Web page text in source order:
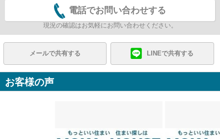
電話でお問い合わせする
現況の確認はお気軽にお問い合わせください。
メールで共有する LINEで共有する
お客様の声